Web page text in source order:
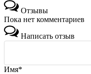
Отзывы
Пока нет комментариев
Написать отзыв
Имя*